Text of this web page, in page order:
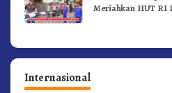
Meriahkan HUT RI
Internasional